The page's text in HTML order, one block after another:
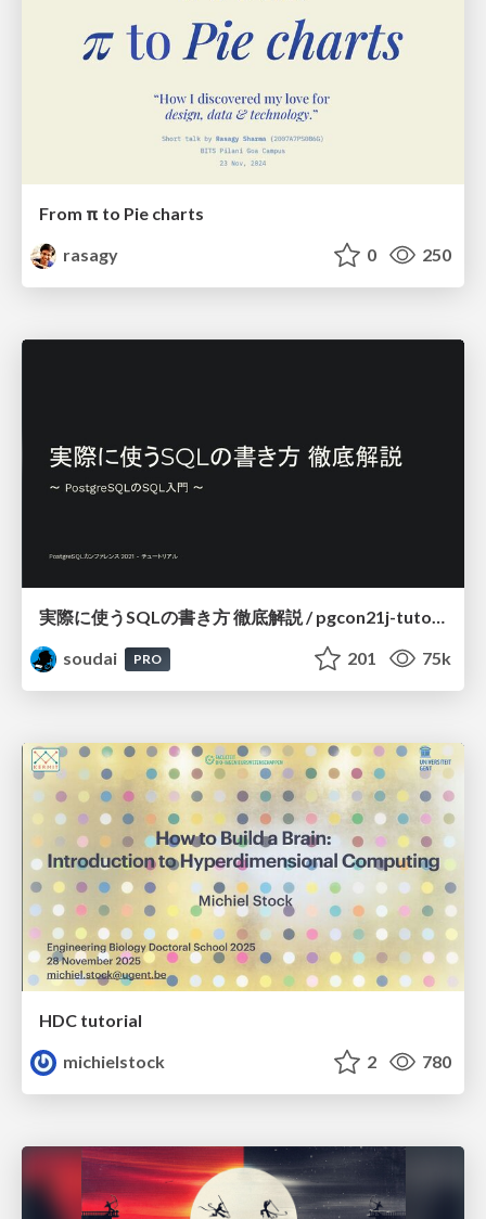
From π to Pie charts
rasagy
0 250
実際に使うSQLの書き方 徹底解説 / pgcon21j-tutorial
soudai
PRO 201 75k
HDC tutorial
michielstock
2 780